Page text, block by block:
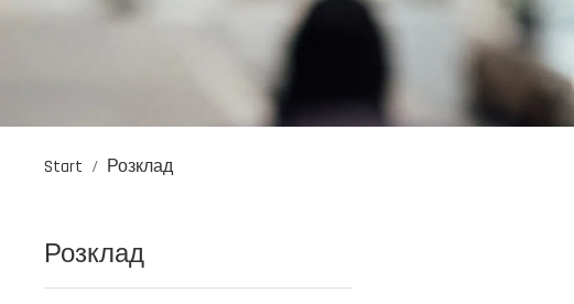
Start Розклад
Розклад